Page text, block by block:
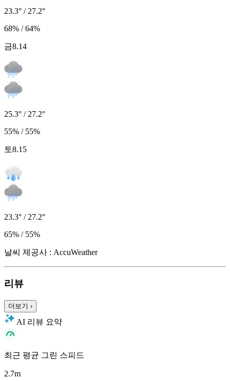
23.3° / 27.2°
68% / 64%
금8.14
25.3° / 27.2°
55% / 55%
토8.15
23.3° / 27.2°
65% / 55%
날씨 제공사 : AccuWeather
리뷰
더보기 ›
AI 리뷰 요약
최근 평균 그린 스피드
2.7m